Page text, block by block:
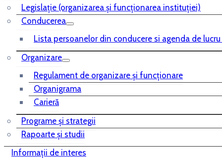
Legislaţie (organizarea şi funcţionarea instituţiei)
Conducerea
Lista persoanelor din conducere si agenda de
Organizare
Regulament de organizare și funcționare
Organigrama
Carieră
Programe și strategii
Rapoarte și studii
Informații de interes